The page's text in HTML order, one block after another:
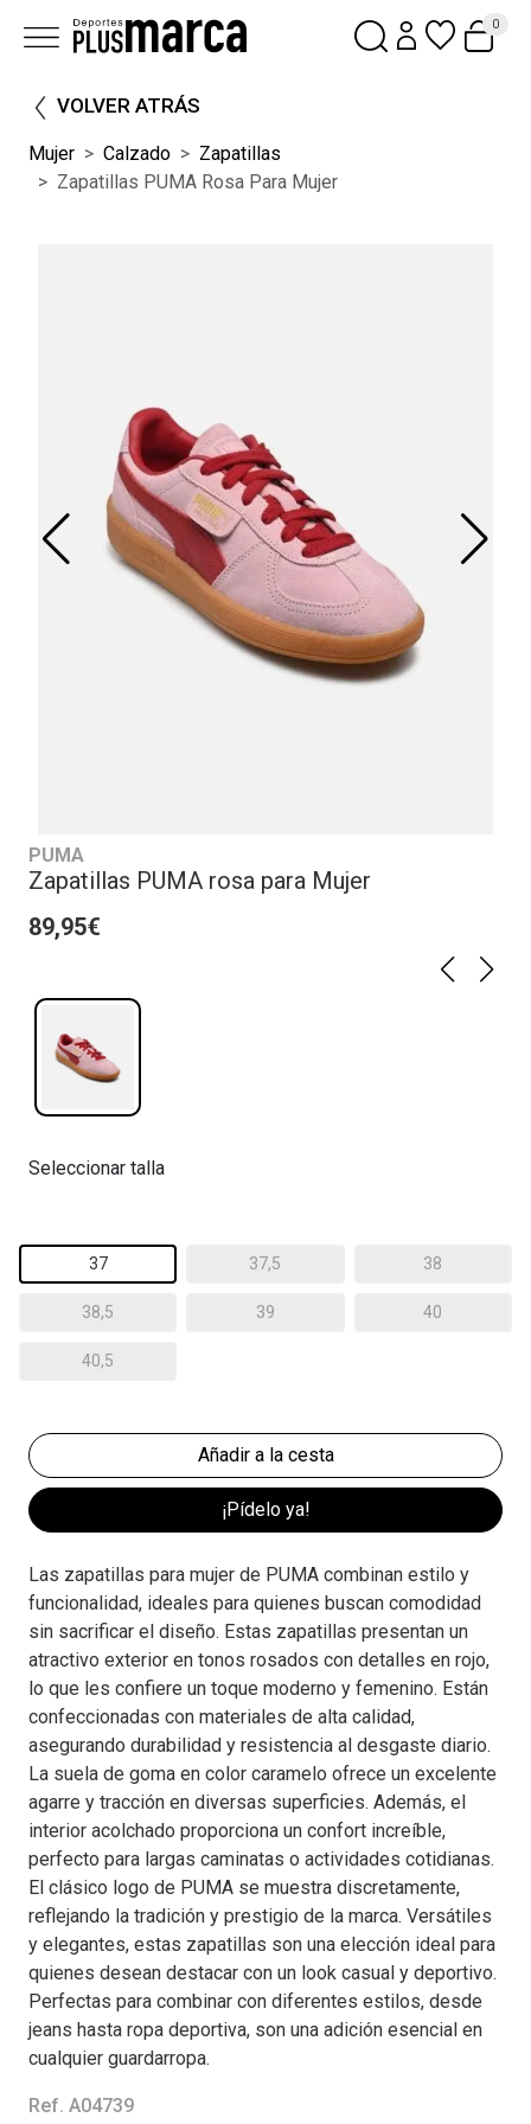
0
VOLVER ATRÁS
Mujer Calzado
Zapatillas
Zapatillas PUMA Rosa Para Mujer
PUMA
Zapatillas PUMA rosa para Mujer
89,95€
Seleccionar talla
37 37,5 38
38,5 39 40
40,5
¡Pídelo ya!
Las zapatillas para mujer de PUMA combinan estilo y
funcionalidad, ideales para quienes buscan comodidad
sin sacrificar el diseño. Estas zapatillas presentan un
atractivo exterior en tonos rosados con detalles en rojo,
lo que les confiere un toque moderno y femenino. Están
confeccionadas con materiales de alta calidad,
asegurando durabilidad y resistencia al desgaste diario.
La suela de goma en color caramelo ofrece un excelente
agarre y tracción en diversas superficies. Además, el
interior acolchado proporciona un confort increíble,
perfecto para largas caminatas o actividades cotidianas.
El clásico logo de PUMA se muestra discretamente,
reflejando la tradición y prestigio de la marca. Versátiles
y elegantes, estas zapatillas son una elección ideal para
quienes desean destacar con un look casual y deportivo.
Perfectas para combinar con diferentes estilos, desde
jeans hasta ropa deportiva, son una adición esencial en
cualquier guardarropa.
Ref. A04739